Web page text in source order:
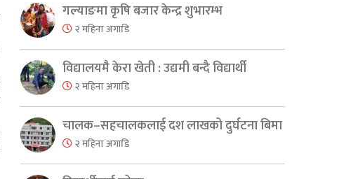
गल्याङमा कृषि बजार केन्द्र शुभारम्भ
२ महिना अगाडि
विद्यालयमै केरा खेती : उद्यमी बन्दै विद्यार्थी
२ महिना अगाडि
चालक–सहचालकलाई दश लाखको दुर्घटना बिमा
२ महिना अगाडि